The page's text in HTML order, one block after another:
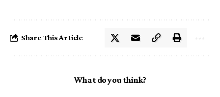
Share This Article
What do you think?